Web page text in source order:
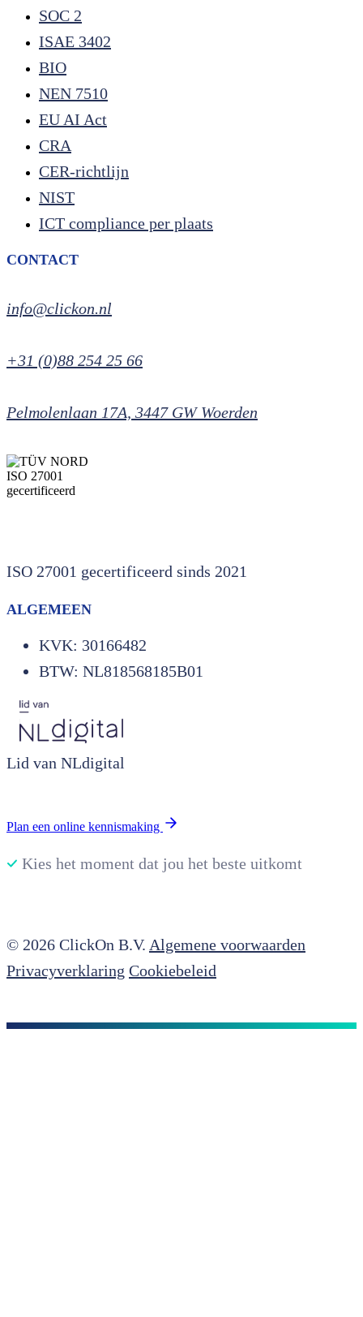
SOC 2
ISAE 3402
BIO
NEN 7510
EU AI Act
CRA
CER-richtlijn
NIST
ICT compliance per plaats
CONTACT
info@clickon.nl
+31 (0)88 254 25 66
Pelmolenlaan 17A, 3447 GW Woerden
ISO 27001 gecertificeerd sinds 2021
ALGEMEEN
KVK: 30166482
BTW: NL818568185B01
Lid van NLdigital
Plan een online kennismaking
Kies het moment dat jou het beste uitkomt
© 2026 ClickOn B.V. Algemene voorwaarden
Privacyverklaring Cookiebeleid